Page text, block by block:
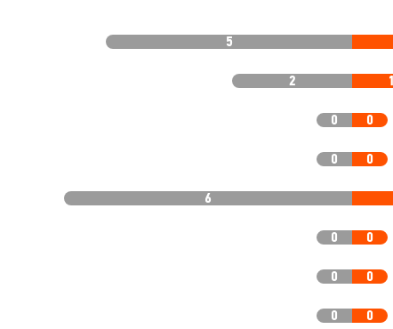
5
2 1
0 0
0 0
6
0 0
0 0
0 0